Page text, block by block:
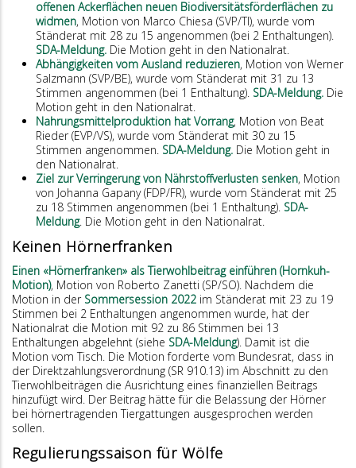
offenen Ackerflächen neuen Biodiversitätsförderflächen zu
widmen, Motion von Marco Chiesa (SVP/TI), wurde vom
Ständerat mit 28 zu 15 angenommen (bei 2 Enthaltungen).
SDA-Meldung. Die Motion geht in den Nationalrat.
Abhängigkeiten vom Ausland reduzieren, Motion von Werner
Salzmann (SVP/BE), wurde vom Ständerat mit 31 zu 13
Stimmen angenommen (bei 1 Enthaltung). SDA-Meldung. Die
Motion geht in den Nationalrat.
Nahrungsmittelproduktion hat Vorrang, Motion von Beat
Rieder (EVP/VS), wurde vom Ständerat mit 30 zu 15
Stimmen angenommen. SDA-Meldung. Die Motion geht in
den Nationalrat.
Ziel zur Verringerung von Nährstoffverlusten senken, Motion
von Johanna Gapany (FDP/FR), wurde vom Ständerat mit 25
zu 18 Stimmen angenommen (bei 1 Enthaltung). SDA-
Meldung. Die Motion geht in den Nationalrat.
Keinen Hörnerfranken
Einen «Hörnerfranken» als Tierwohlbeitrag einführen (Hornkuh-
Motion), Motion von Roberto Zanetti (SP/SO). Nachdem die
Motion in der Sommersession 2022 im Ständerat mit 23 zu 19
Stimmen bei 2 Enthaltungen angenommen wurde, hat der
Nationalrat die Motion mit 92 zu 86 Stimmen bei 13
Enthaltungen abgelehnt (siehe SDA-Meldung). Damit ist die
Motion vom Tisch. Die Motion forderte vom Bundesrat, dass in
der Direktzahlungsverordnung (SR 910.13) im Abschnitt zu den
Tierwohlbeiträgen die Ausrichtung eines finanziellen Beitrags
hinzufügt wird. Der Beitrag hätte für die Belassung der Hörner
bei hörnertragenden Tiergattungen ausgesprochen werden
sollen.
Regulierungssaison für Wölfe